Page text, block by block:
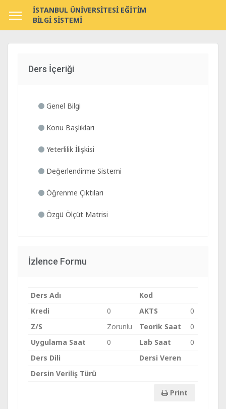
İSTANBUL ÜNİVERSİTESİ EĞİTİM
BİLGİ SİSTEMİ
Ders İçeriği
Genel Bilgi
Konu Başlıkları
Yeterlilik İlişkisi
Değerlendirme Sistemi
Öğrenme Çıktıları
Özgü Ölçüt Matrisi
İzlence Formu
Ders Adı
Kod
Kredi
0 AKTS
0
Z/S
Zorunlu Teorik Saat
0
Uygulama Saat
0 Lab Saat
0
Ders Dili
Dersi Veren
Dersin Veriliş Türü
Print